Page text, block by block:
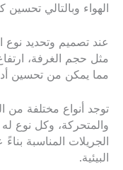
الهواء وبالتالي
عند تصميم وتحديد نوع
مثل حجم الغرفة،
مما يمكن من تحسين
توجد أنواع مختلفة من
والمتحركة، وكل نوع له
الجريلات المناسبة
البيئية.